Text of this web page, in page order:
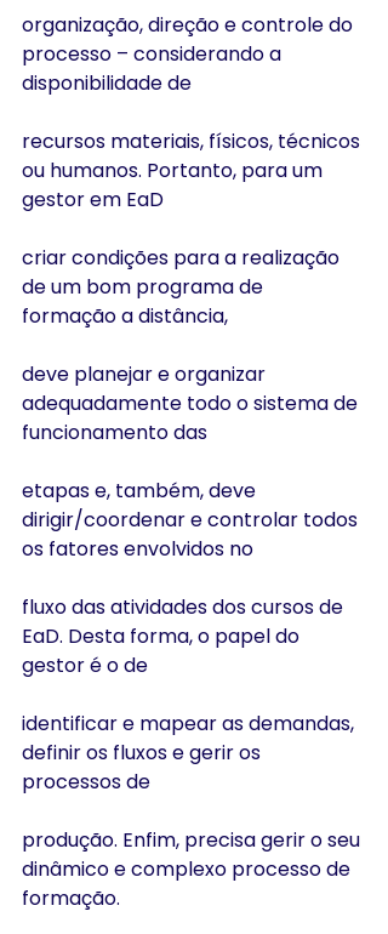
organização, direção e controle do
processo – considerando a
disponibilidade de
recursos materiais, físicos, técnicos
ou humanos. Portanto, para um
gestor em EaD
criar condições para a realização
de um bom programa de
formação a distância,
deve planejar e organizar
adequadamente todo o sistema de
funcionamento das
etapas e, também, deve
dirigir/coordenar e controlar todos
os fatores envolvidos no
fluxo das atividades dos cursos de
EaD. Desta forma, o papel do
gestor é o de
identificar e mapear as demandas,
definir os fluxos e gerir os
processos de
produção. Enfim, precisa gerir o seu
dinâmico e complexo processo de
formação.